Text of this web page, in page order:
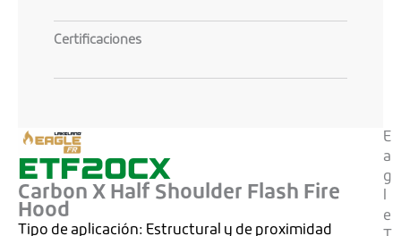
Certificaciones
ETF20CX
Carbon X Half Shoulder Flash Fire
Hood
Tipo de aplicación: Estructural y de proximidad
E
a
g
l
e